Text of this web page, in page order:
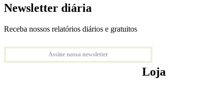
Newsletter diária
Receba nossos relatórios diários e gratuitos
Assine nossa newsletter
Loja